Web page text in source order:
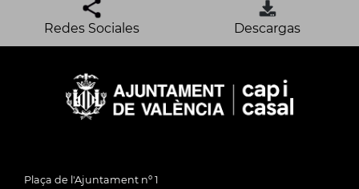
Redes Sociales Descargas
Plaça de l'Ajuntament nº 1